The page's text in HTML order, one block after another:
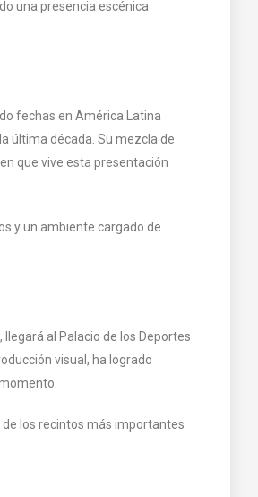
una presencia escénica
fechas en América Latina
última década. Su mezcla de
que vive esta presentación
y un ambiente cargado de
al Palacio de los Deportes
visual, ha logrado
los recintos más importantes